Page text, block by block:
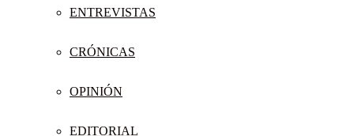
ENTREVISTAS
CRÓNICAS
OPINIÓN
EDITORIAL